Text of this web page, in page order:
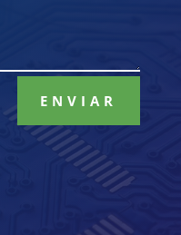
ENVIAR